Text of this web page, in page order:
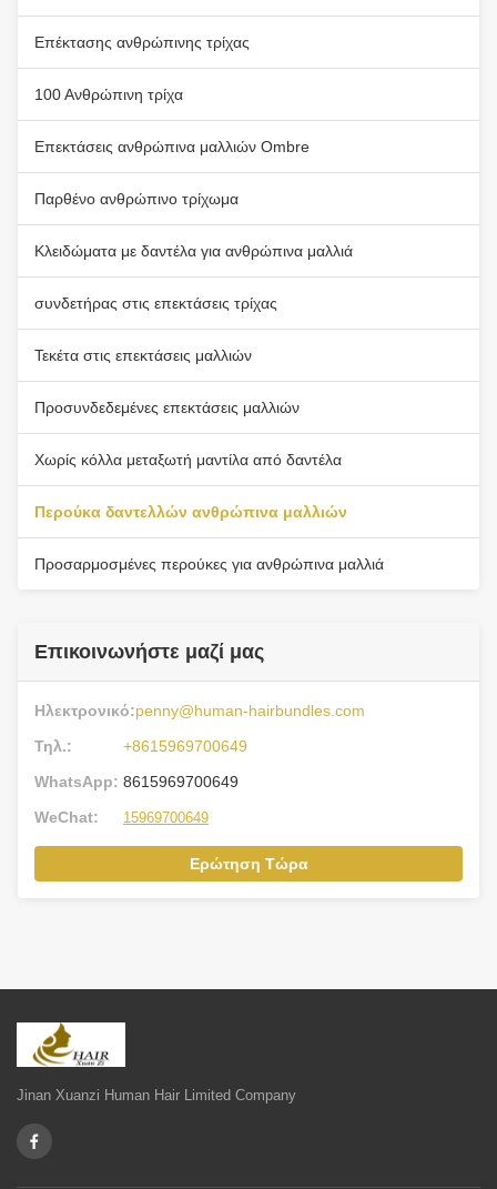
Επέκτασης ανθρώπινης τρίχας
100 Ανθρώπινη τρίχα
Επεκτάσεις ανθρώπινα μαλλιών Ombre
Παρθένο ανθρώπινο τρίχωμα
Κλειδώματα με δαντέλα για ανθρώπινα μαλλιά
συνδετήρας στις επεκτάσεις τρίχας
Τεκέτα στις επεκτάσεις μαλλιών
Προσυνδεδεμένες επεκτάσεις μαλλιών
Χωρίς κόλλα μεταξωτή μαντίλα από δαντέλα
Περούκα δαντελλών ανθρώπινα μαλλιών
Προσαρμοσμένες περούκες για ανθρώπινα μαλλιά
Επικοινωνήστε μαζί μας
Ηλεκτρονικό:penny@human-hairbundles.com
Τηλ.:
+8615969700649
WhatsApp: 8615969700649
WeChat:
15969700649
Ερώτηση Τώρα
Jinan Xuanzi Human Hair Limited Company